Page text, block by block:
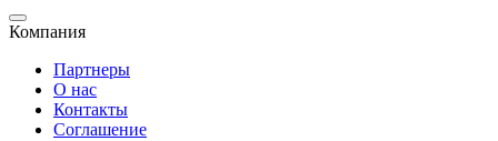
Компания
Партнеры
О нас
Контакты
Соглашение